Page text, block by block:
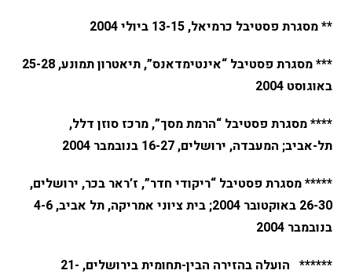
** מסגרת פסטיבל כרמיאל, 13-15 ביולי 2004
*** מסגרת פסטיבל “אינטימדאנס”, תיאטרון תמונע, 25-28
באוגוסט 2004
**** מסגרת פסטיבל “הרמת מסך”, מרכז סוזן דלל,
תל-אביב; המעבדה, ירושלים, 16-27 בנובמבר 2004
***** מסגרת פסטיבל “ריקודי חדר”, ז’ראר בכר, ירושלים,
26-30 באוקטובר 2004; בית ציוני אמריקה, תל אביב, 4-6
בנובמבר 2004
****** הועלה בהזירה הבין-תחומית בירושלים, 21-